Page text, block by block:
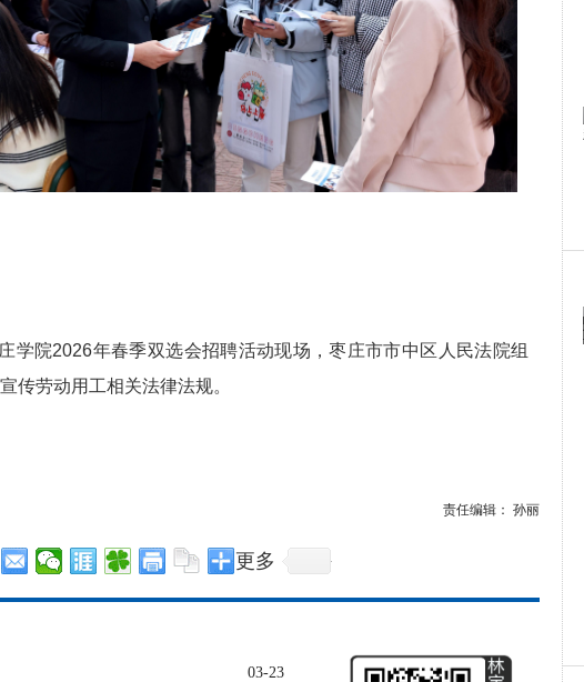
学院2026年春季双选会招聘活动现场，枣庄市市中区人民法院组
传劳动用工相关法律法规。
责任编辑： 孙丽
更多
03-23